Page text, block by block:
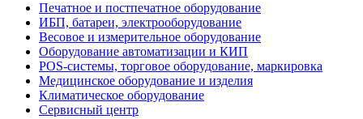
Печатное и постпечатное оборудование
ИБП, батареи, электрооборудование
Весовое и измерительное оборудование
Оборудование автоматизации и КИП
POS-системы, торговое оборудование, маркировка
Медицинское оборудование и изделия
Климатическое оборудование
Сервисный центр